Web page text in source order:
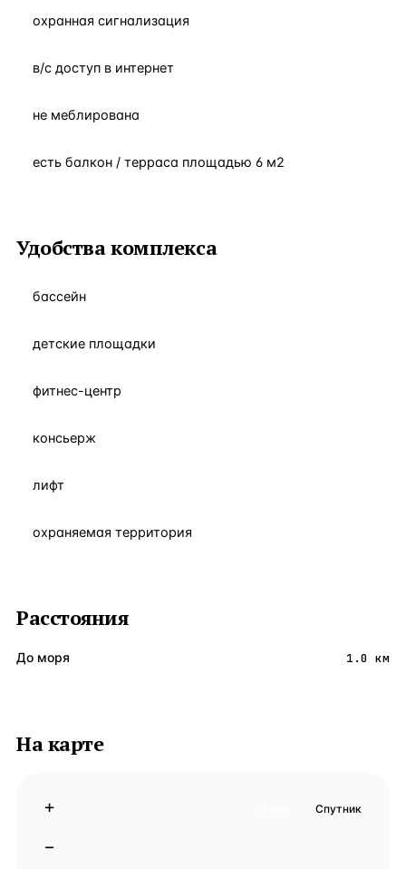
охранная сигнализация
в/с доступ в интернет
не меблирована
есть балкон / терраса площадью 6 м2
Удобства комплекса
бассейн
детские площадки
фитнес-центр
консьерж
лифт
охраняемая территория
Расстояния
До моря 1.0 км
На карте
+
−
Спутник